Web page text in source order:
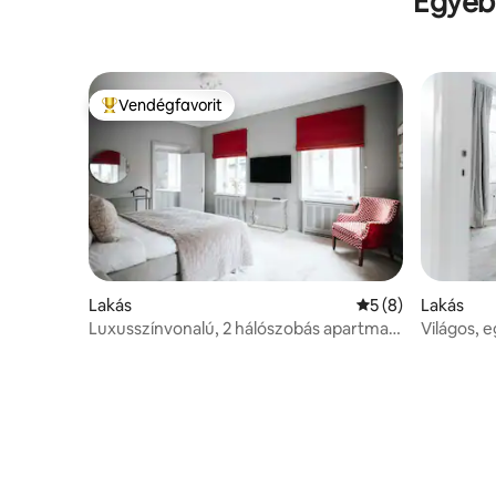
Kiemelt vendégfavorit
Vendégfavorit
Lakás Átlagos értékelés:
5 (8)
Luxusszínvonalú, 2 hálószobás apartman
Lakás
Világos,